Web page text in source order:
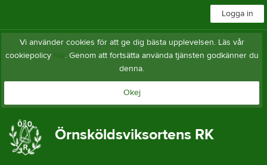
Logga in
Vi använder cookies för att ge dig bästa upplevelsen. Läs vår
cookiepolicy här. Genom att fortsätta använda tjänsten godkänner du
denna.
Okej
Örnsköldsviksortens RK